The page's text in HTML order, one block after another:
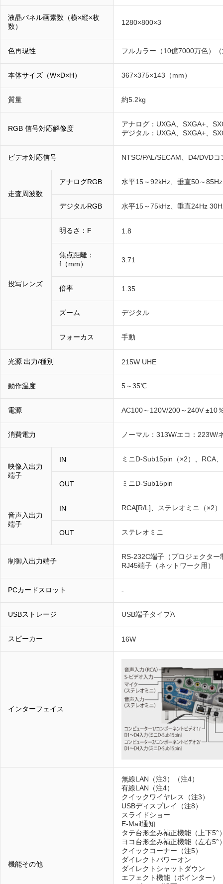
液晶パネル画素数（横×縦×枚
数）
1280×800×3
色再現性 フルカラー（10億7000万色）
本体サイズ（W×D×H） 367×375×143（mm）
質量 約5.2kg
RGB 信号対応解像度
アナログ：UXGA、SXGA+、
デジタル：UXGA、SXGA+、
ビデオ対応信号 NTSC/PAL/SECAM、D4/DVD
走査周波数
アナログRGB 水平15～92kHz、垂直50～85Hz
デジタルRGB 水平15～75kHz、垂直24Hz
投写レンズ
明るさ：F 1.8
焦点距離：
f（mm）
3.71
倍率 1.35
ズーム デジタル
フォーカス 手動
光源 出力/種別 215W UHE
動作温度 5～35℃
電源 AC100～120V/200～240V ±10
消費電力 ノーマル：313W/エコ：223W/
映像入出力
端子
IN ミニD-Sub15pin（×2）、RCA
OUT ミニD-Sub15pin
音声入出力
端子
IN RCA[R/L]、ステレオミニ（×2）
OUT ステレオミニ
制御入出力端子
RS-232C端子（プロジェクタ
RJ45端子（ネットワーク用）
PCカードスロット -
USBストレージ USB端子タイプA
スピーカー 16W
インターフェイス
機能その他
無線LAN（注3）（注4）
有線LAN（注4）
クイックワイヤレス（注3）
USBディスプレイ（注8）
スライドショー
E-Mail通知
タテ台形歪み補正機能（上下5°
ヨコ台形歪み補正機能（左右5°
クイックコーナー（注5）
ダイレクトパワーオン
ダイレクトシャットダウン
エフェクト機能（ポインター）